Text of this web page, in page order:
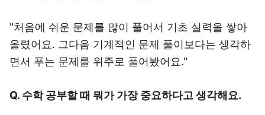
"처음에 쉬운 문제를 많이 풀어서 기초 실력을 쌓아
올렸어요. 그다음 기계적인 문제 풀이보다는 생각하
면서 푸는 문제를 위주로 풀어봤어요."
Q. 수학 공부할 때 뭐가 가장 중요하다고 생각해요.